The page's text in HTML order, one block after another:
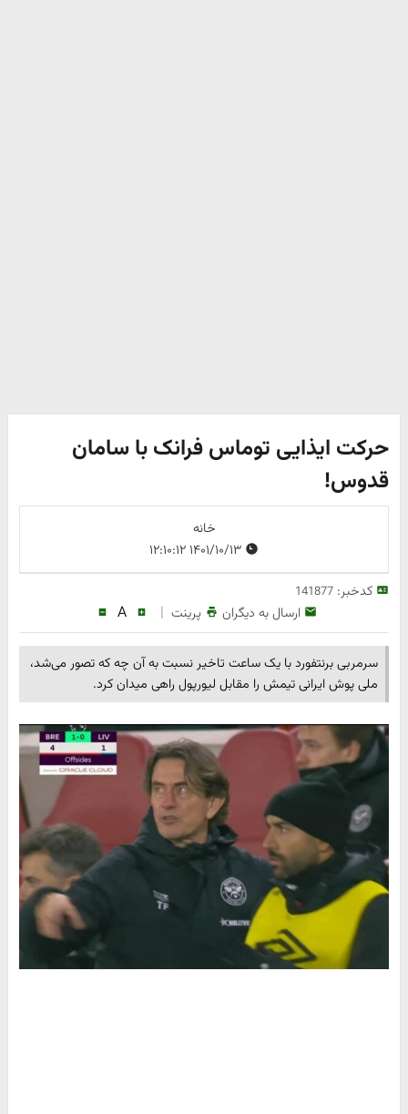
حرکت ایذایی توماس فرانک با سامان
قدوس!
خانه
کدخبر:141877
ارسال به دیگران پرینت |
A
سرمربی برنتفورد با یک ساعت تاخیر نسبت به آن چه که تصور می‌شد،
ملی پوش ایرانی تیمش را مقابل لیورپول راهی میدان کرد.